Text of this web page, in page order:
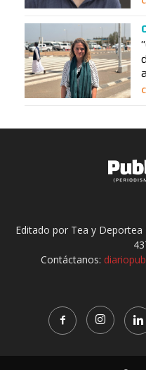
Editado por Tea y Deportea
Contáctanos: